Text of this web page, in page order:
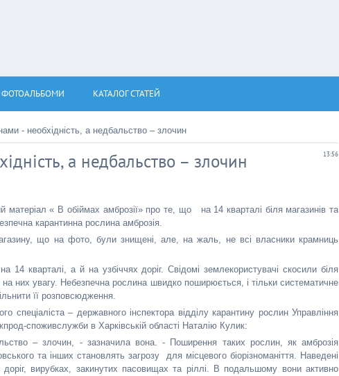
ФОТОАЛЬБОМИ КАТАЛОГ СТАТЕЙ
- необхідність, а недбальство – злочин
13:56
а недбальство – злочин
матеріал « В обіймах амброзії» про те, що на 14 кварталі біля магазинів та
карантинна рослина амброзія.
що на фото, були знищені, але, на жаль, не всі власники крамниць
14 кварталі, а й на узбіччях доріг. Свідомі землекористувачі скосили біля
них увагу. Небезпечна рослина швидко поширюється, і тільки систематичне
її розповсюдження.
спеціаліста – державного інспектора відділу карантину рослин Управління
споживслужби в Харківській області Наталію Кулик:
– злочин, - зазначила вона. - Поширення таких рослин, як амброзія
та інших становлять загрозу для місцевого біорізноманіття. Наведені
вирубках, закинутих пасовищах та ріллі. В подальшому вони активно